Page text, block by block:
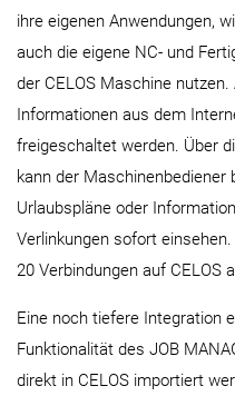
ihre eigenen Anwendungen,
auch die eigene NC- und
der CELOS Maschine
Informationen aus dem
freigeschaltet werden. Über
kann der
Urlaubspläne oder
Verlinkungen sofort
20 Verbindungen auf CELOS
Eine noch tiefere Integration
Funktionalität des JOB
direkt in CELOS importiert